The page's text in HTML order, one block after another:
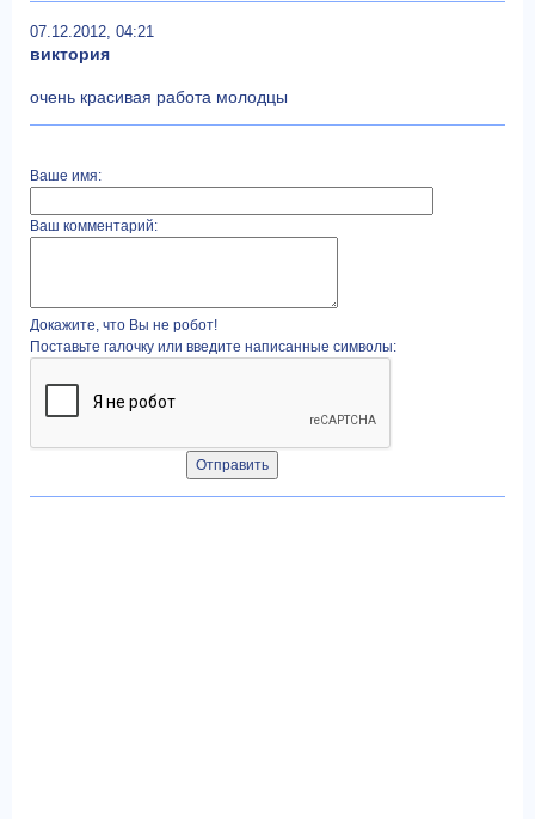
07.12.2012, 04:21
виктория
очень красивая работа молодцы
Ваше имя:
Ваш комментарий:
Докажите, что Вы не робот!
Поставьте галочку или введите написанные символы: